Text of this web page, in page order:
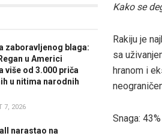
zaboravljenog blaga:
u Americi
više od 3.000 priča
u nitima narodnih
7, 2026
narastao na
Kako se
Rakiju je
sa
hranom i
Snaga: